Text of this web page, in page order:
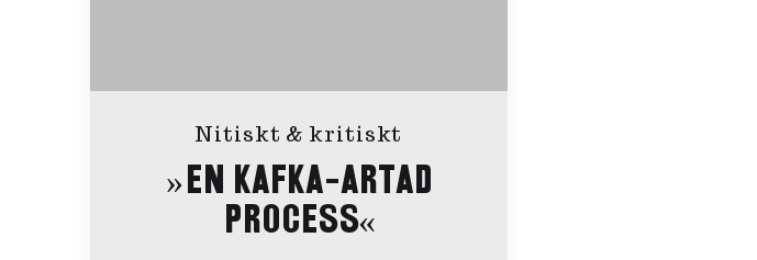
Nitiskt & kritiskt
»EN KAFKA-ARTAD
PROCESS«